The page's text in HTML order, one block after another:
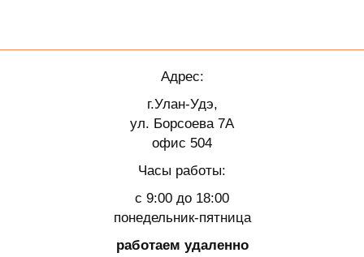
Адрес:
г.Улан-Удэ,
ул. Борсоева 7А
офис 504
Часы работы:
с 9:00 до 18:00
понедельник-пятница
работаем удаленно